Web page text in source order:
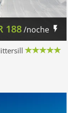
188/noche